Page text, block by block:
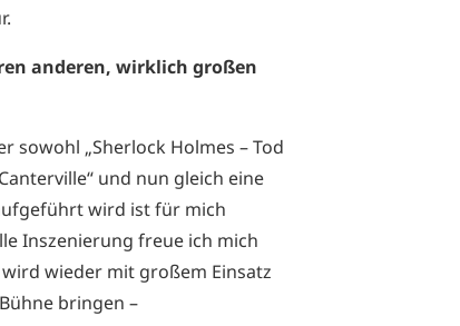
anderen, wirklich großen
sowohl „Sherlock Holmes – Tod
und nun gleich eine
wird ist für mich
Inszenierung freue ich mich
wieder mit großem Einsatz
bringen –